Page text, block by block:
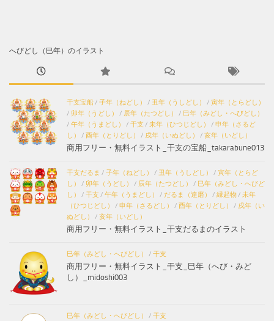
へびどし（巳年）のイラスト
干支宝船/ 子年（ねどし） / 丑年（うしどし） / 寅年（とらどし）
/ 卯年（うどし） / 辰年（たつどし） / 巳年（みどし・へびどし）
/ 午年（うまどし） / 干支 / 未年（ひつじどし） / 申年（さるど
し）
/ 酉年（とりどし） / 戌年（いぬどし） / 亥年（いどし）
商用フリー・無料イラスト_干支の宝船_takarabune013
干支だるま / 子年（ねどし） / 丑年（うしどし） / 寅年（とらど
し）
/ 卯年（うどし） / 辰年（たつどし） / 巳年（みどし・へびど
し）
/ 干支 / 午年（うまどし） / だるま（達磨） / 縁起物/ 未年
（ひつじどし）
/ 申年（さるどし） / 酉年（とりどし） / 戌年（い
ぬどし）
/ 亥年（いどし）
商用フリー・無料イラスト_干支だるまのイラスト
巳年（みどし・へびどし） / 干支
商用フリー・無料イラスト_干支_巳年（へび・みど
し）_midoshi003
巳年（みどし・へびどし） / 干支